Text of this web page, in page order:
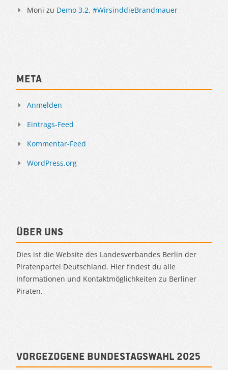
Moni zu Demo 3.2. #WirsinddieBrandmauer
Meta
Anmelden
Eintrags-Feed
Kommentar-Feed
WordPress.org
Über uns
Dies ist die Website des Landesverbandes Berlin der
Piratenpartei Deutschland. Hier findest du alle
Informationen und Kontaktmöglichkeiten zu Berliner
Piraten.
Vorgezogene Bundestagswahl 2025